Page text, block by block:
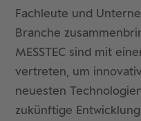
Fachleute und
Branche
MESSTEC sind mit
vertreten, um
neuesten
zukünftige